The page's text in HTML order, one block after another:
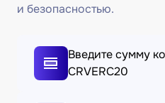
и безопасностью.
Введите сумму
CRVERC20